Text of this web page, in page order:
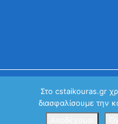
© Χρήστος Σταϊκούρας | All
Κανονισμός Προστασίας
Στο cstaikouras.gr
διασφαλίσουμε την